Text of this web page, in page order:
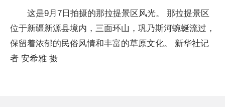
这是9月7日拍摄的那拉提景区风光。 那拉提景区
位于新疆新源县境内，三面环山，巩乃斯河蜿蜒流过，
保留着浓郁的民俗风情和丰富的草原文化。 新华社记
者 安希雅 摄